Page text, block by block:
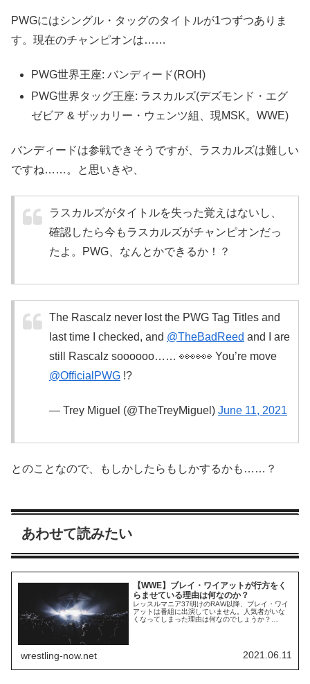
PWGにはシングル・タッグのタイトルが1つずつありま
す。現在のチャンピオンは……
PWG世界王座: バンディード(ROH)
PWG世界タッグ王座: ラスカルズ(デズモンド・エグ
ゼビア & ザッカリー・ウェンツ組、現MSK。WWE)
バンディードは参戦できそうですが、ラスカルズは難しい
ですね……。と思いきや、
ラスカルズがタイトルを失った覚えはないし、
確認したら今もラスカルズがチャンピオンだっ
たよ。PWG、なんとかできるか！？
The Rascalz never lost the PWG Tag Titles and
last time I checked, and @TheBadReed and I are
still Rascalz soooooo…… 👀👀👀 You’re move
@OfficialPWG !?
— Trey Miguel (@TheTreyMiguel) June 11, 2021
とのことなので、もしかしたらもしかするかも……？
あわせて読みたい
【WWE】ブレイ・ワイアットが行方をく
らませている理由は何なのか？
レッスルマニア37明けのRAW以降、ブレイ・ワイ
アットは番組に出演していません。人気者がいな
くなってしまった理由は何なのでしょうか？
だし、「意図的」に出演を控えている状態なのだ
そうで、その理由はわかっていません。一部では...
wrestling-now.net 2021.06.11